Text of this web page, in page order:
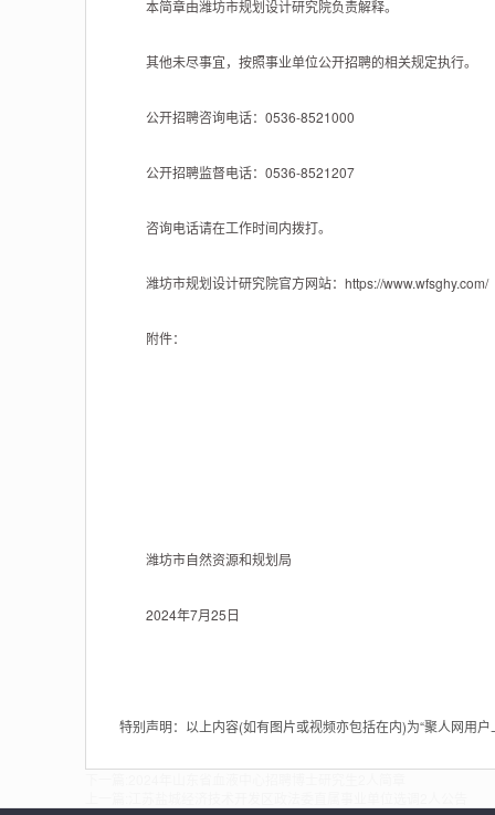
本简章由潍坊市规划设计研究院负责解释。
其他未尽事宜，按照事业单位公开招聘的相关规定执行。
公开招聘咨询电话：0536-8521000
公开招聘监督电话：0536-8521207
咨询电话请在工作时间内拨打。
潍坊市规划设计研究院官方网站：https://www.wfsghy.com/
附件：
潍坊市自然资源和规划局
2024年7月25日
特别声明：以上内容(如有图片或视频亦包括在内)为“聚人网用